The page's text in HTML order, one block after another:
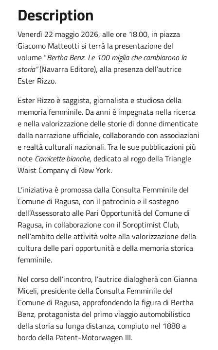
Description
Venerdì 22 maggio 2026, alle ore 18.00, in piazza
Giacomo Matteotti si terrà la presentazione del
volume “Bertha Benz. Le 100 miglia che cambiarono la
storia”(Navarra Editore), alla presenza dell’autrice
Ester Rizzo.
Ester Rizzo è saggista, giornalista e studiosa della
memoria femminile. Da anni è impegnata nella ricerca
e nella valorizzazione delle storie di donne dimenticate
dalla narrazione ufficiale, collaborando con associazioni
e realtà culturali nazionali. Tra le sue pubblicazioni più
note Camicette bianche, dedicato al rogo della Triangle
Waist Company di New York.
L’iniziativa è promossa dalla Consulta Femminile del
Comune di Ragusa, con il patrocinio e il sostegno
dell’Assessorato alle Pari Opportunità del Comune di
Ragusa, in collaborazione con il Soroptimist Club,
nell’ambito delle attività volte alla valorizzazione della
cultura delle pari opportunità e della memoria storica
femminile.
Nel corso dell’incontro, l’autrice dialogherà con Gianna
Miceli, presidente della Consulta Femminile del
Comune di Ragusa, approfondendo la figura di Bertha
Benz, protagonista del primo viaggio automobilistico
della storia su lunga distanza, compiuto nel 1888 a
bordo della Patent-Motorwagen III.